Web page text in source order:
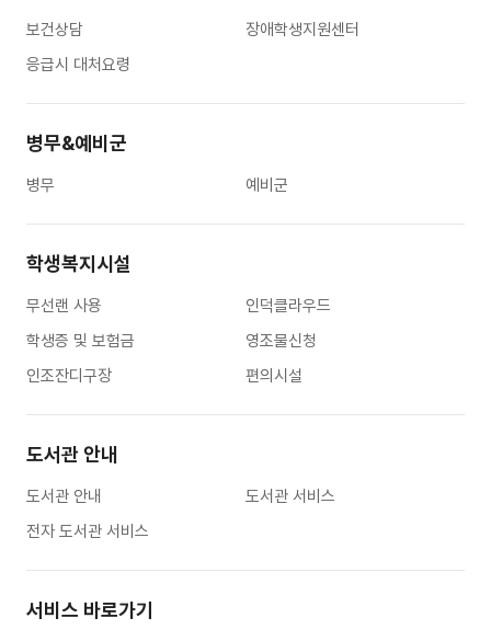
보건상담
장애학생지원센터
응급시 대처요령
병무&예비군
병무 예비군
학생복지시설
무선랜 사용
인덕클라우드
학생증 및 보험금
영조물신청
인조잔디구장
편의시설
도서관 안내
도서관 안내
도서관 서비스
전자 도서관 서비스
서비스 바로가기